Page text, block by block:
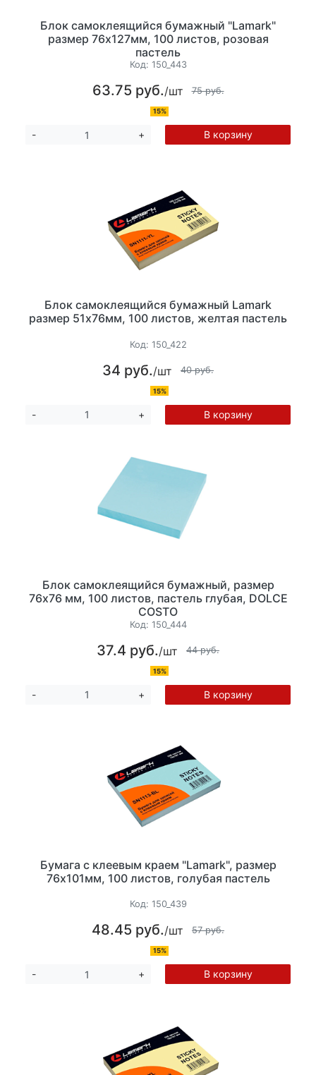
Блок самоклеящийся бумажный "Lamark"
размер 76х127мм, 100 листов, розовая
пастель
Код: 150_443
63.75 руб./шт 75 руб.
15%
- + В корзину
Блок самоклеящийся бумажный Lamark
размер 51х76мм, 100 листов, желтая пастель
Код: 150_422
34 руб./шт 40 руб.
15%
- + В корзину
Блок самоклеящийся бумажный, размер
76х76 мм, 100 листов, пастель глубая, DOLCE
COSTO
Код: 150_444
37.4 руб./шт 44 руб.
15%
- + В корзину
Бумага с клеевым краем "Lamark", размер
76х101мм, 100 листов, голубая пастель
Код: 150_439
48.45 руб./шт 57 руб.
15%
- + В корзину